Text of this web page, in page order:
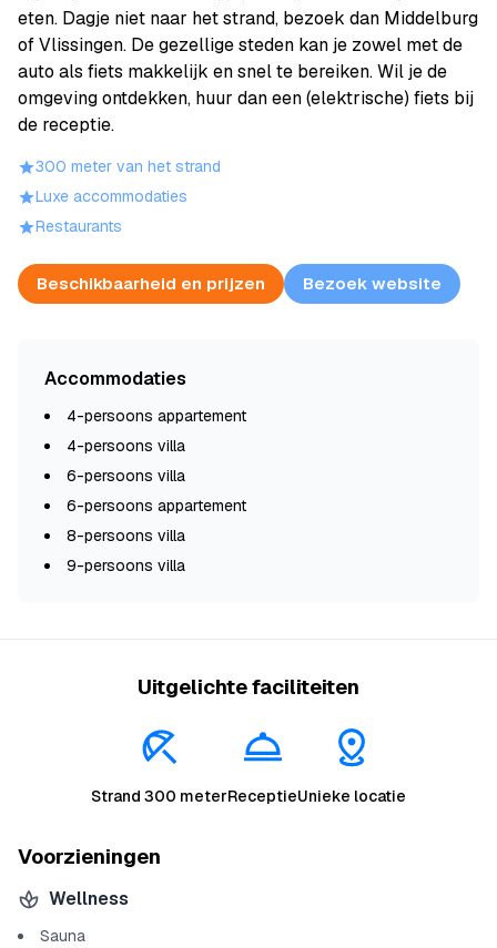
eten. Dagje niet naar het strand, bezoek dan Middelburg
of Vlissingen. De gezellige steden kan je zowel met de
auto als fiets makkelijk en snel te bereiken. Wil je de
omgeving ontdekken, huur dan een (elektrische) fiets bij
de receptie.
300 meter van het strand
Luxe accommodaties
Restaurants
Beschikbaarheid en prijzen Bezoek website
Accommodaties
4-persoons appartement
4-persoons villa
6-persoons villa
6-persoons appartement
8-persoons villa
9-persoons villa
Uitgelichte faciliteiten
Strand 300 meterReceptieUnieke locatie
Voorzieningen
Wellness
Sauna